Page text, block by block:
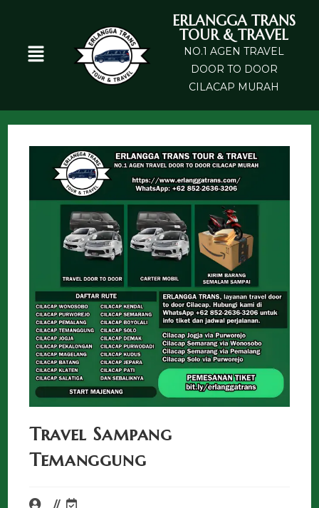
ERLANGGA TRANS
TOUR & TRAVEL
NO.1 AGEN TRAVEL
DOOR TO DOOR
CILACAP MURAH
Travel Sampang
Temanggung